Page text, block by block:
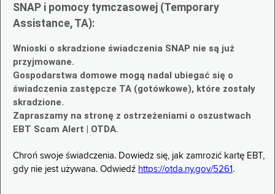
SNAP i pomocy tymczasowej (Temporary
Assistance, TA):
Wnioski o skradzione świadczenia SNAP nie są już
przyjmowane.
Gospodarstwa domowe mogą nadal ubiegać się o
świadczenia zastępcze TA (gotówkowe), które zostały
skradzione.
Zapraszamy na stronę z ostrzeżeniami o oszustwach
EBT Scam Alert | OTDA.
Chroń swoje świadczenia. Dowiedz się, jak zamrozić kartę EBT,
gdy nie jest używana. Odwiedź https://otda.ny.gov/5261 .